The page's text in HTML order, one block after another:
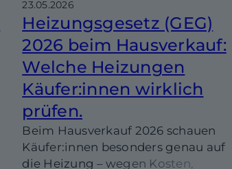
23.05.2026
Heizungsgesetz (GEG)
2026 beim Hausverkauf:
Welche Heizungen
Käufer:innen wirklich
prüfen.
Beim Hausverkauf 2026 schauen
Käufer:innen besonders genau auf
die Heizung – wegen Kosten,